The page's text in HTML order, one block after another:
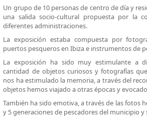
Un grupo de 10 personas de centro de día y
una salida socio-cultural propuesta por la
diferentes administraciones.
La exposición estaba compuesta por
puertos pesqueros en Ibiza e instrumentos de
La exposición ha sido muy estimulante a
cantidad de objetos curiosos y fotografías
nos ha estimulado la memoria, a través del
objetos hemos viajado a otras épocas y
También ha sido emotiva, a través de las fotos
y 5 generaciones de pescadores del municipio y